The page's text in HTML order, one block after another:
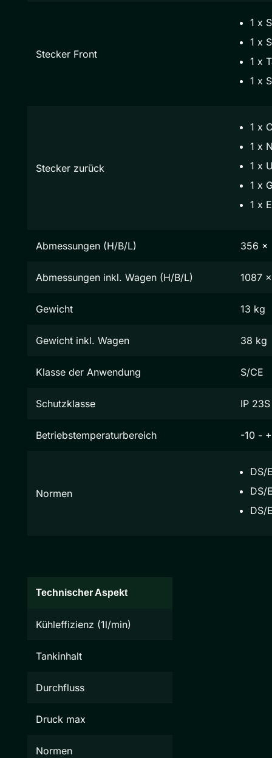
Stecker Front
1 x
1 x
1 x
1 x
Stecker zurück
1 x
1 x
1 x
1 x
1 x
Abmessungen (H/B/L) 356 x
Abmessungen inkl. Wagen (H/B/L) 1087
Gewicht 13 kg
Gewicht inkl. Wagen 38 kg
Klasse der Anwendung S/CE
Schutzklasse IP 23S
Betriebstemperaturbereich -10 -
Normen
DS/
DS/
DS/
Technischer Aspekt
Kühleffizienz (1l/min)
Tankinhalt
Durchfluss
Druck max
Normen